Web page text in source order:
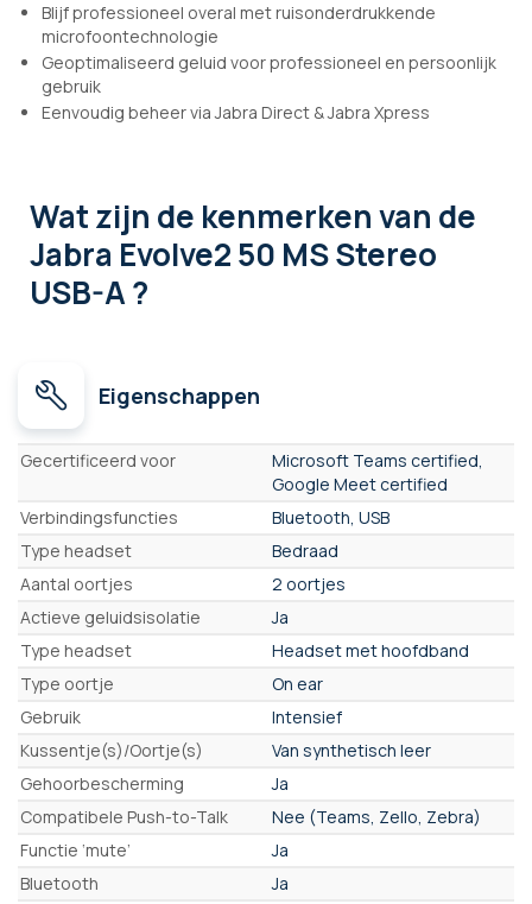
Blijf professioneel overal met ruisonderdrukkende
microfoontechnologie
Geoptimaliseerd geluid voor professioneel en persoonlijk
gebruik
Eenvoudig beheer via Jabra Direct & Jabra Xpress
Wat zijn de kenmerkenvan de
Jabra Evolve2 50 MS Stereo
USB-A ?
Eigenschappen
Eigenschappen
Gecertificeerd voor
Microsoft Teams certified,
Google Meet certified
Verbindingsfuncties
Bluetooth, USB
Type headset
Bedraad
Aantal oortjes
2 oortjes
Actieve geluidsisolatie
Ja
Type headset
Headset met hoofdband
Type oortje
On ear
Gebruik
Intensief
Kussentje(s)/Oortje(s)
Van synthetisch leer
Gehoorbescherming
Ja
Compatibele Push-to-Talk
Nee (Teams, Zello, Zebra)
Functie ‘mute’
Ja
Bluetooth
Ja